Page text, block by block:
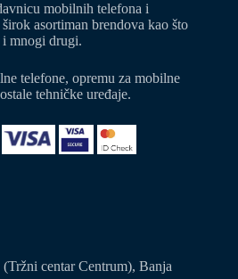
mobilnih telefona i
asortiman brendova kao što
mnogi drugi.
telefone, opremu za mobilne
tehničke uređaje.
centar Centrum), Banja